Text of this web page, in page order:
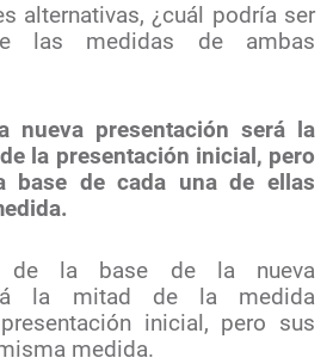
alternativas, ¿cuál podría ser
las medidas de ambas
nueva presentación será la
la presentación inicial, pero
base de cada una de ellas
de la base de la nueva
la mitad de la medida
inicial, pero sus
medida.